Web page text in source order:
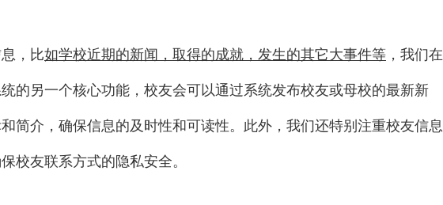
，比如学校近期的新闻，取得的成就，发生的其它大事件等 ，我们在
的另一个核心功能，校友会可以通过系统发布校友或母校的最新新
简介，确保信息的及时性和可读性。此外，我们还特别注重校友信息
校友联系方式的隐私安全。